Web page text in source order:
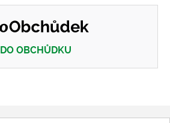
DO OBCHŮDKU